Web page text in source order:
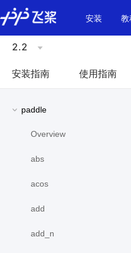
\u200E
安装
教
2.2
安装指南 使用指南
paddle
Overview
abs
acos
add
add_n